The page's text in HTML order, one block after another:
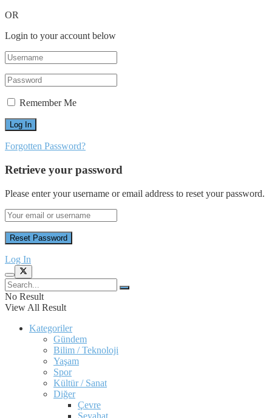
OR
Login to your account below
Remember Me
Forgotten Password?
Retrieve your password
Please enter your username or email address to reset your password.
Log In
No Result
View All Result
Kategoriler
Gündem
Bilim / Teknoloji
Yaşam
Spor
Kültür / Sanat
Diğer
Çevre
Seyahat